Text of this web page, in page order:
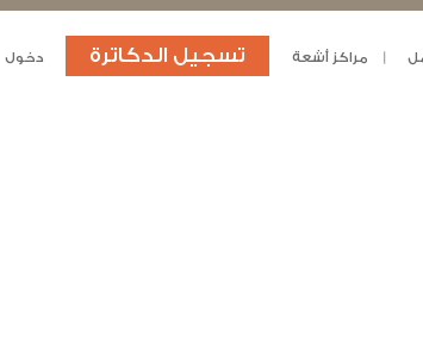
مراكز أشعة تسجيل الدكاترة دخول